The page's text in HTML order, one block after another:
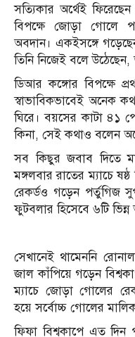
সত্যিকার অর্থেই
বিপক্ষে জোড়া গোলে
অবদান। একইসঙ্গে
তিনি নিজেই বলে
ডিআর কঙ্গোর বিপক্ষে
স্বাভাবিকভাবেই অনেক
ঘিরে। বয়সের কাটা ৪১
কিনা, সেই কথাও বলেন
সব কিছুর জবাব দিতে
মঙ্গলবার রাতের ম্যাচে
রেকর্ডও গড়েন পর্তুগিজ
ফুটবলার হিসেবে ৬টি
সেখানেই থামেননি
জাল কাঁপিয়ে গড়েন
ম্যাচে জোড়া গোলের
হয়ে সর্বোচ্চ গোলের
ফিফা বিশ্বকাপে এত